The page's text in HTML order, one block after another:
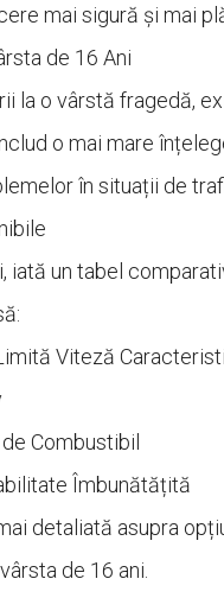
mai sigură și mai
de 16 Ani
la o vârstă fragedă,
o mai mare
în situații de
iată un tabel
Viteză
Combustibil
Îmbunătățită
detaliată asupra
de 16 ani.